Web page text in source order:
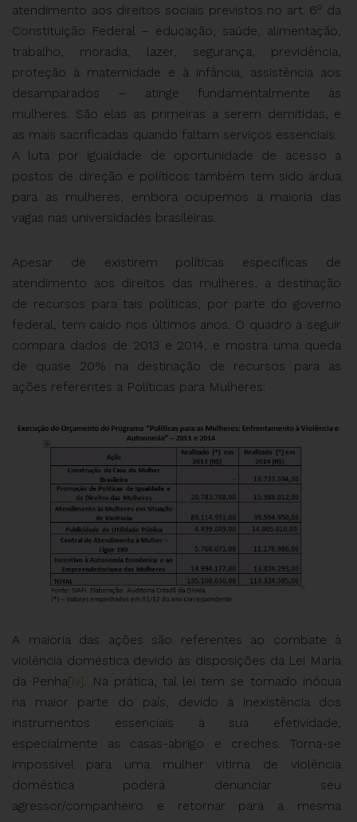
atendimento aos direitos sociais previstos no art. 6o da
Constituição Federal – educação, saúde, alimentação,
trabalho, moradia, lazer, segurança, previdência,
proteção à maternidade e à infância, assistência aos
desamparados – atinge fundamentalmente às
mulheres. São elas as primeiras a serem demitidas, e
as mais sacrificadas quando faltam serviços essenciais.
A luta por igualdade de oportunidade de acesso a
postos de direção e políticos também tem sido árdua
para as mulheres, embora ocupemos a maioria das
vagas nas universidades brasileiras.
Apesar de existirem políticas específicas de
atendimento aos direitos das mulheres, a destinação
de recursos para tais políticas, por parte do governo
federal, tem caído nos últimos anos. O quadro a seguir
compara dados de 2013 e 2014, e mostra uma queda
de quase 20% na destinação de recursos para as
ações referentes a Políticas para Mulheres:
A maioria das ações são referentes ao combate à
violência doméstica devido às disposições da Lei Maria
da Penha[iv]. Na prática, tal lei tem se tornado inócua
na maior parte do país, devido à inexistência dos
instrumentos essenciais à sua efetividade,
especialmente as casas-abrigo e creches. Torna-se
impossível para uma mulher vítima de violência
doméstica poderá denunciar seu
agressor/companheiro e retornar para a mesma